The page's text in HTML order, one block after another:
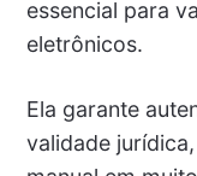
essencial para
eletrônicos.
Ela garante
validade